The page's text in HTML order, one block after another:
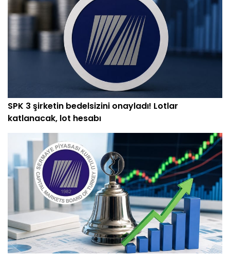
SPK 3 şirketin bedelsizini onayladı! Lotlar
katlanacak, lot hesabı